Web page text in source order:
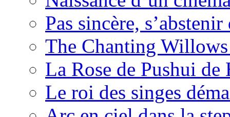
Pas sincère,
The Chanting
La Rose de Pushui de
Le roi des singes